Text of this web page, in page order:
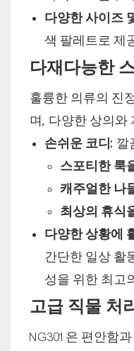
다양한 사이즈
색 팔레트로 제
다재다능한
훌륭한 의류의 진
며, 다양한 상의와
손쉬운 코디: 깔
스포티한 룩
캐주얼한 나
최상의 휴식
다양한 상황에
간단한 일상 활
성을 위한 최고
고급 직물 처
NG301은 편안함